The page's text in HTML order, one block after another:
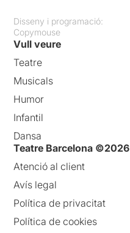
Disseny i programació:
Copymouse
Vull veure
Teatre
Musicals
Humor
Infantil
Dansa
Teatre Barcelona ©2026
Atenció al client
Avís legal
Política de privacitat
Política de cookies